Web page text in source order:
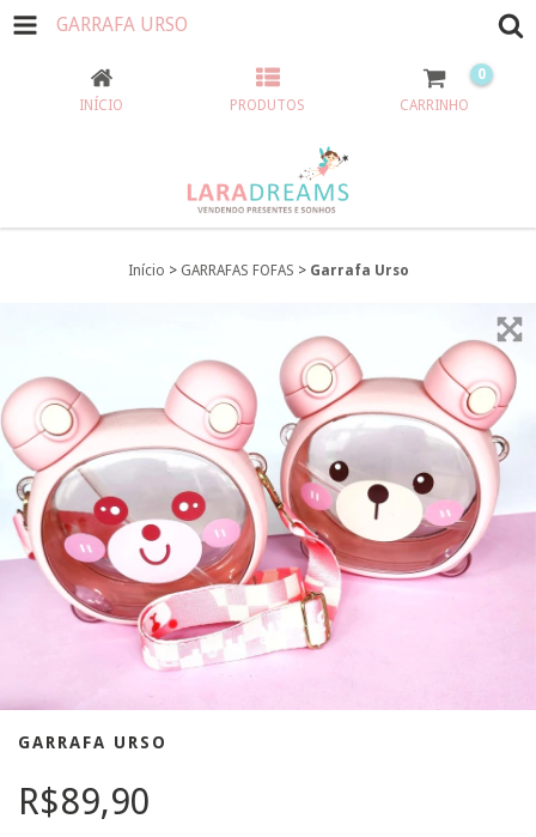
GARRAFA URSO
INÍCIO PRODUTOS CARRINHO
0
Início > GARRAFAS FOFAS > Garrafa Urso
GARRAFA URSO
R$89,90